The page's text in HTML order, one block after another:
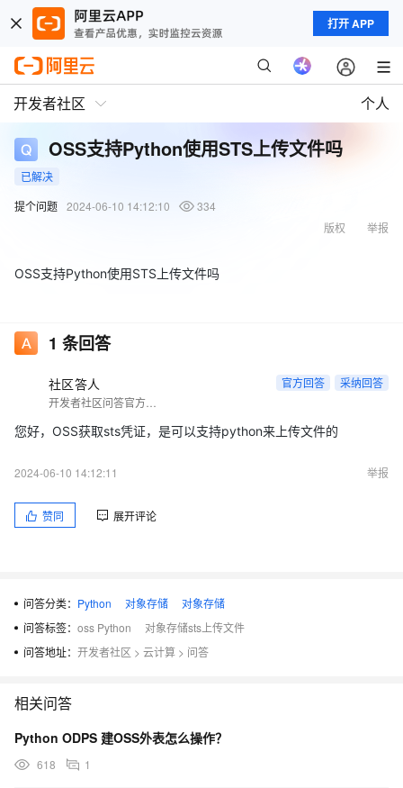
打开 APP
开发者社区 个人
OSS支持Python使用STS上传文件吗
已解决
提个问题 2024-06-10 14:12:10
334
举报
版权
OSS支持Python使用STS上传文件吗
1 条回答
社区答人 官方回答 采纳回答
您好，OSS获取sts凭证，是可以支持python来上传文件的
2024-06-10 14:12:11 举报
赞同 展开评论
问答分类： Python 对象存储
对象存储
问答标签： oss Python
对象存储sts上传文件
问答地址： 开发者社区 > 云计算 > 问答
相关问答
Python ODPS 建OSS外表怎么操作？
618 1